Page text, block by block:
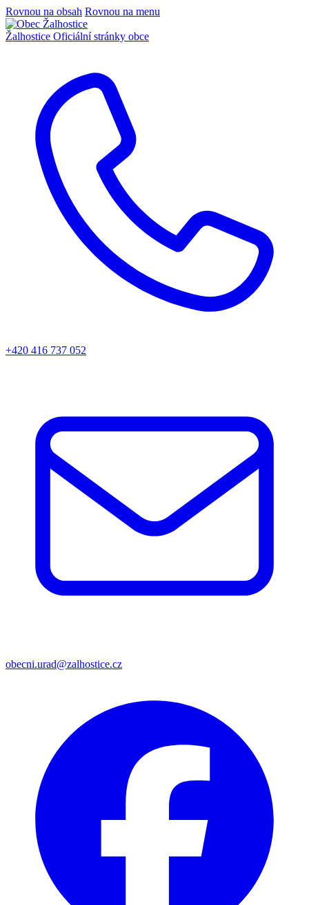
Rovnou na obsah Rovnou na menu
Žalhostice Oficiální stránky obce
+420 416 737 052
obecni.urad@zalhostice.cz